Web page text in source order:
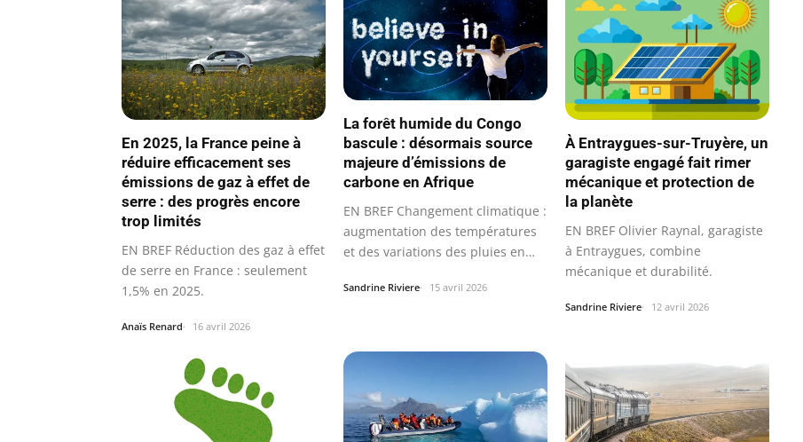
En 2025, la France peine à
réduire efficacement ses
émissions de gaz à effet de
serre : des progrès encore
trop limités
EN BREF Réduction des gaz à effet
de serre en France : seulement
1,5% en 2025.
Anaïs Renard 16 avril 2026
La forêt humide du Congo
bascule : désormais source
majeure d’émissions de
carbone en Afrique
EN BREF Changement climatique :
augmentation des températures
et des variations des pluies en…
Sandrine Riviere 15 avril 2026
À Entraygues-sur-Truyère, un
garagiste engagé fait rimer
mécanique et protection de
la planète
EN BREF Olivier Raynal, garagiste
à Entraygues, combine
mécanique et durabilité.
Sandrine Riviere 12 avril 2026